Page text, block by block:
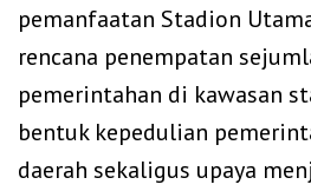
pemanfaatan Stadion
rencana penempatan
pemerintahan di kawasan
bentuk kepedulian
daerah sekaligus upaya